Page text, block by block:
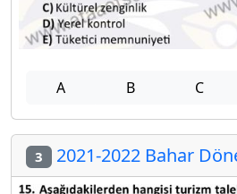
A B C
3 2021-2022 Bahar